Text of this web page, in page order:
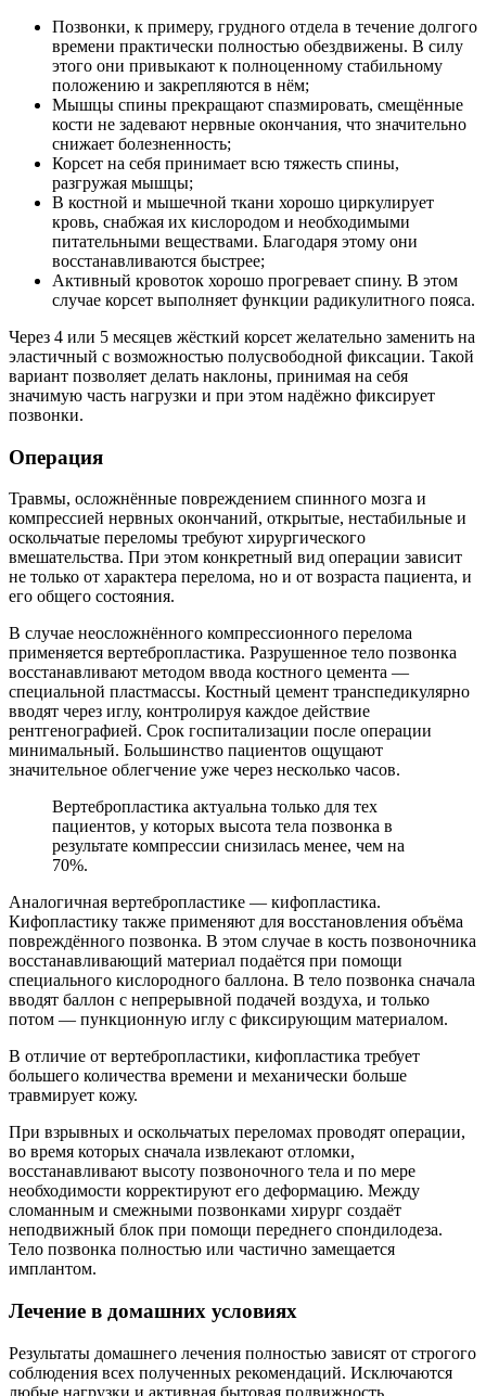
Позвонки, к примеру, грудного отдела в течение долгого
времени практически полностью обездвижены. В силу
этого они привыкают к полноценному стабильному
положению и закрепляются в нём;
Мышцы спины прекращают спазмировать, смещённые
кости не задевают нервные окончания, что значительно
снижает болезненность;
Корсет на себя принимает всю тяжесть спины,
разгружая мышцы;
В костной и мышечной ткани хорошо циркулирует
кровь, снабжая их кислородом и необходимыми
питательными веществами. Благодаря этому они
восстанавливаются быстрее;
Активный кровоток хорошо прогревает спину. В этом
случае корсет выполняет функции радикулитного пояса.
Через 4 или 5 месяцев жёсткий корсет желательно заменить на
эластичный с возможностью полусвободной фиксации. Такой
вариант позволяет делать наклоны, принимая на себя
значимую часть нагрузки и при этом надёжно фиксирует
позвонки.
Операция
Травмы, осложнённые повреждением спинного мозга и
компрессией нервных окончаний, открытые, нестабильные и
оскольчатые переломы требуют хирургического
вмешательства. При этом конкретный вид операции зависит
не только от характера перелома, но и от возраста пациента, и
его общего состояния.
В случае неосложнённого компрессионного перелома
применяется вертебропластика. Разрушенное тело позвонка
восстанавливают методом ввода костного цемента —
специальной пластмассы. Костный цемент транспедикулярно
вводят через иглу, контролируя каждое действие
рентгенографией. Срок госпитализации после операции
минимальный. Большинство пациентов ощущают
значительное облегчение уже через несколько часов.
Вертебропластика актуальна только для тех
пациентов, у которых высота тела позвонка в
результате компрессии снизилась менее, чем на
70%.
Аналогичная вертебропластике — кифопластика.
Кифопластику также применяют для восстановления объёма
повреждённого позвонка. В этом случае в кость позвоночника
восстанавливающий материал подаётся при помощи
специального кислородного баллона. В тело позвонка сначала
вводят баллон с непрерывной подачей воздуха, и только
потом — пункционную иглу с фиксирующим материалом.
В отличие от вертебропластики, кифопластика требует
большего количества времени и механически больше
травмирует кожу.
При взрывных и оскольчатых переломах проводят операции,
во время которых сначала извлекают отломки,
восстанавливают высоту позвоночного тела и по мере
необходимости корректируют его деформацию. Между
сломанным и смежными позвонками хирург создаёт
неподвижный блок при помощи переднего спондилодеза.
Тело позвонка полностью или частично замещается
имплантом.
Лечение в домашних условиях
Результаты домашнего лечения полностью зависят от строгого
соблюдения всех полученных рекомендаций. Исключаются
любые нагрузки и активная бытовая подвижность.